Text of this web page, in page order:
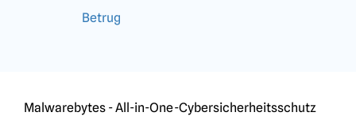
Betrug
Malwarebytes - All-in-One-Cybersicherheitsschutz